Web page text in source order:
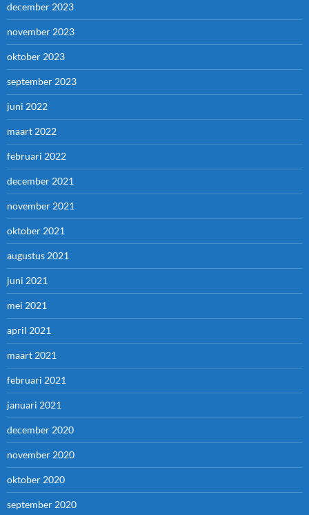
december 2023
november 2023
oktober 2023
september 2023
juni 2022
maart 2022
februari 2022
december 2021
november 2021
oktober 2021
augustus 2021
juni 2021
mei 2021
april 2021
maart 2021
februari 2021
januari 2021
december 2020
november 2020
oktober 2020
september 2020